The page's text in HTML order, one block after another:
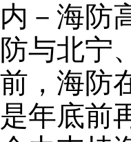
内－海防
防与北宁
前，海防
是年底前